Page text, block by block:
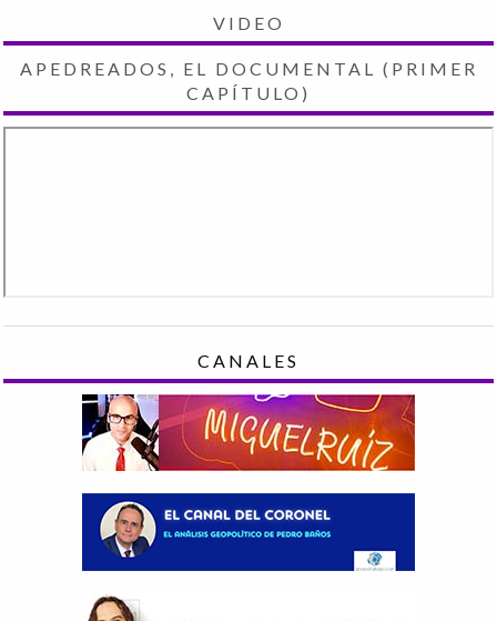
VIDEO
APEDREADOS, EL DOCUMENTAL (PRIMER
CAPÍTULO)
CANALES